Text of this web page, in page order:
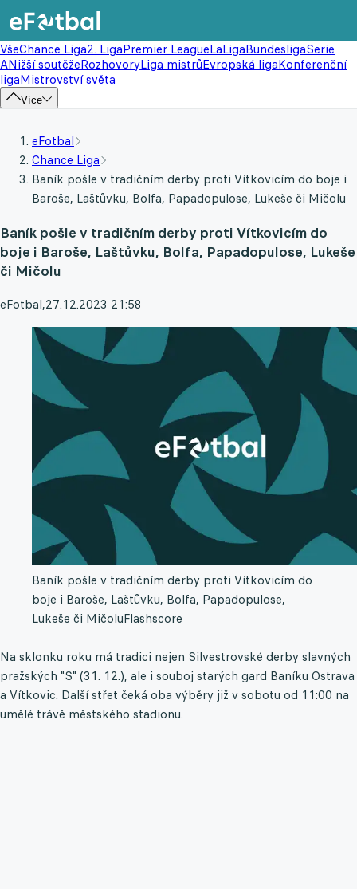
VšeChance Liga2. LigaPremier LeagueLaLigaBundesligaSerie
ANižší soutěžeRozhovoryLiga mistrůEvropská ligaKonferenční
ligaMistrovství světa
Více
eFotbal
Chance Liga
Baník pošle v tradičním derby proti Vítkovicím do boje i
Baroše, Laštůvku, Bolfa, Papadopulose, Lukeše či Mičolu
Baník pošle v tradičním derby proti Vítkovicím do
boje i Baroše, Laštůvku, Bolfa, Papadopulose, Lukeše
či Mičolu
eFotbal,27.12.2023 21:58
Baník pošle v tradičním derby proti Vítkovicím do
boje i Baroše, Laštůvku, Bolfa, Papadopulose,
Lukeše či MičoluFlashscore
Na sklonku roku má tradici nejen Silvestrovské derby slavných
pražských "S" (31. 12.), ale i souboj starých gard Baníku Ostrava
a Vítkovic. Další střet čeká oba výběry již v sobotu od 11:00 na
umělé trávě městského stadionu.